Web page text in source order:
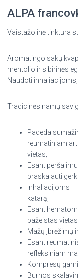
ALPA
Vaistažolinė tinktūra
Aromatingo sakų
mentolio ir sibirinės
Naudoti
Tradicinės namų
Padeda
reumatiniam
vietas;
Esant
praskalauti
Inhaliacijoms –
katarą;
Esant
pažeistas vietas;
Mažų įbrėžimų
Esant
refleksiniam
Kompresų
Burnos